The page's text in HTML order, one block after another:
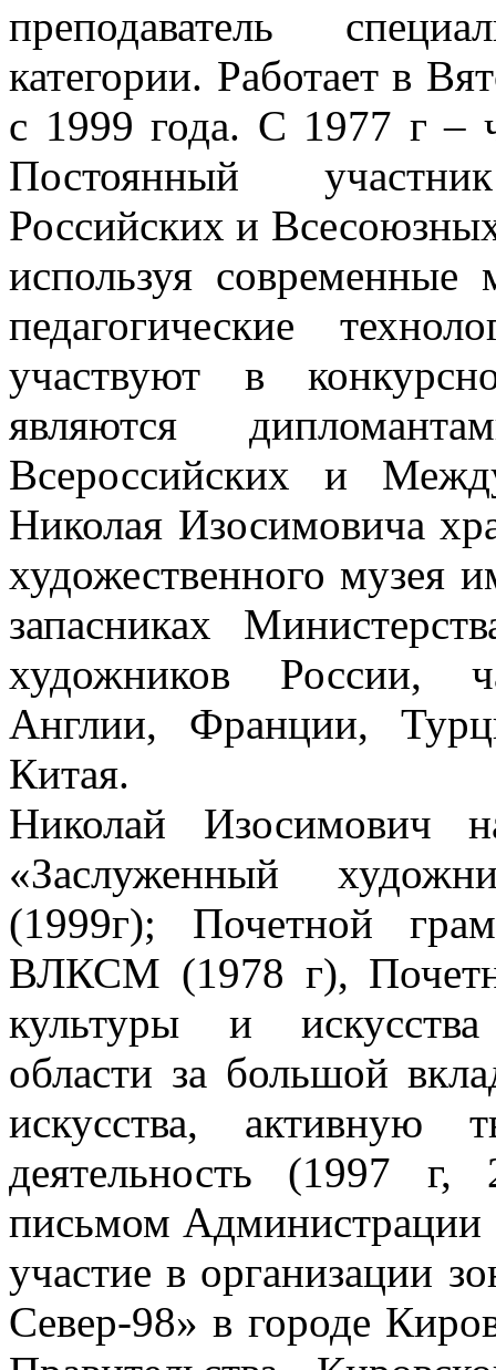
преподаватель
категории. Работает в
с 1999 года. С 1977 г –
Постоянный
Российских и
используя
педагогические
участвуют в
являются
Всероссийских и
Николая Изосимовича
художественного
запасниках
художников России,
Англии, Франции,
Китая.
Николай Изосимович
«Заслуженный
(1999г); Почетной
ВЛКСМ (1978 г),
культуры и
области за большой
искусства, активную
деятельность (1997 г,
письмом Администрации
участие в организации
Север-98» в городе